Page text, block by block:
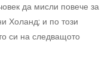
да мисли повече за
Холанд; и по този
си на следващото